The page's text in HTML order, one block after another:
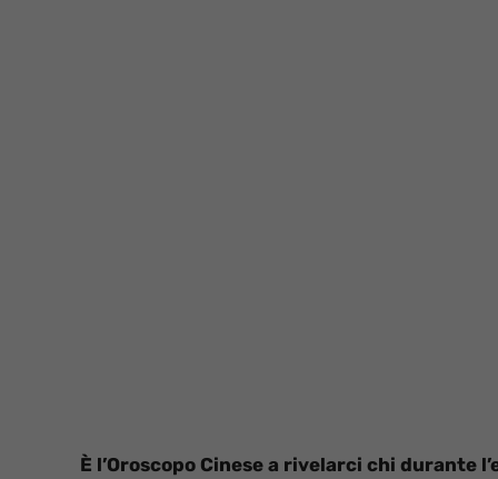
È l’Oroscopo Cinese a rivelarci chi durante